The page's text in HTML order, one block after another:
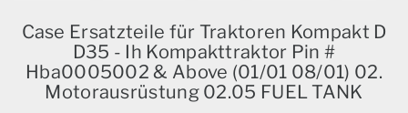
Case Ersatzteile für Traktoren Kompakt D
D35 - Ih Kompakttraktor Pin #
Hba0005002 & Above (01/01 08/01) 02.
Motorausrüstung 02.05 FUEL TANK